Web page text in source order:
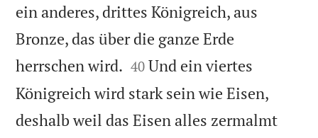
ein anderes, drittes Königreich, aus
Bronze, das über die ganze Erde
herrschen wird. 

40 Und ein viertes
Königreich wird stark sein wie Eisen,
deshalb weil das Eisen alles zermalmt